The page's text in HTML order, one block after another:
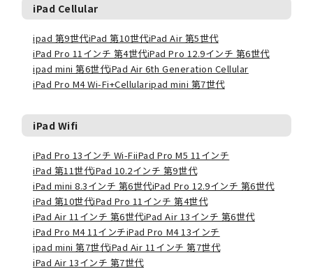
iPad Cellular
ipad 第9世代iPad 第10世代iPad Air 第5世代
iPad Pro 11インチ 第4世代iPad Pro 12.9インチ 第6世代
ipad mini 第6世代iPad Air 6th Generation Cellular
iPad Pro M4 Wi-Fi+Cellularipad mini 第7世代
iPad Wifi
iPad Pro 13インチ Wi-FiiPad Pro M5 11インチ
iPad 第11世代iPad 10.2インチ 第9世代
iPad mini 8.3インチ 第6世代iPad Pro 12.9インチ 第6世代
iPad 第10世代iPad Pro 11インチ 第4世代
iPad Air 11インチ 第6世代iPad Air 13インチ 第6世代
iPad Pro M4 11インチiPad Pro M4 13インチ
ipad mini 第7世代iPad Air 11インチ 第7世代
iPad Air 13インチ 第7世代